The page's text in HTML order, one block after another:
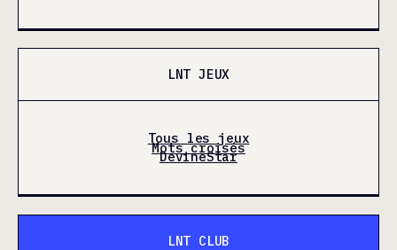
LNT JEUX
Tous les jeux
Mots croisés
DevineStar
LNT CLUB